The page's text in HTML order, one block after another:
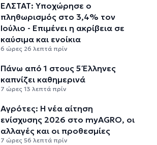
ΕΛΣΤΑΤ: Υποχώρησε ο
πληθωρισμός στο 3,4% τον
Ιούλιο - Επιμένει η ακρίβεια σε
καύσιμα και ενοίκια
6 ώρες 26 λεπτά πρίν
Πάνω από 1 στους 5 Έλληνες
καπνίζει καθημερινά
7 ώρες 13 λεπτά πρίν
Αγρότες: Η νέα αίτηση
ενίσχυσης 2026 στο myAGRO, οι
αλλαγές και οι προθεσμίες
7 ώρες 56 λεπτά πρίν